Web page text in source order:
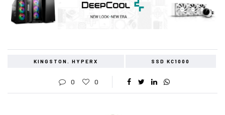
KINGSTON. HYPERX SSD KC1000
0 0